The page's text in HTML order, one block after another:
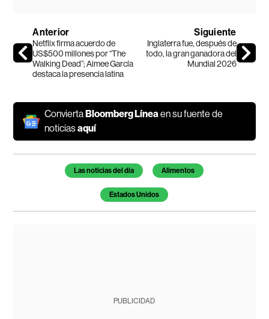
Anterior
Netflix firma acuerdo de
US$500 millones por “The
Walking Dead”; Aimee García
destaca la presencia latina
Siguiente
Inglaterra fue, después de
todo, la gran ganadora del
Mundial 2026
Convierta Bloomberg Líneaen su fuente de
noticiasaquí
Temas de este artículo
Las noticias del día Alimentos
Estados Unidos
PUBLICIDAD